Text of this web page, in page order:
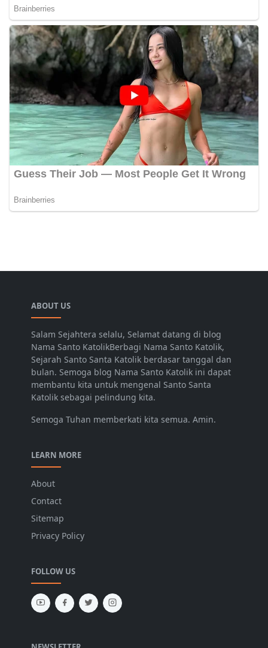
ABOUT US
Salam Sejahtera selalu, Selamat datang di blog
Nama Santo KatolikBerbagi Nama Santo Katolik,
Sejarah Santo Santa Katolik berdasar tanggal dan
bulan. Semoga blog Nama Santo Katolik ini dapat
membantu kita untuk mengenal Santo Santa
Katolik sebagai pelindung kita.
Semoga Tuhan memberkati kita semua. Amin.
LEARN MORE
About
Contact
Sitemap
Privacy Policy
FOLLOW US